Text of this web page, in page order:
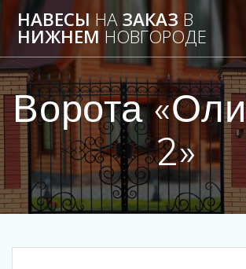
НАВЕСЫ НАЗАКАЗ В
НИЖНЕМ НОВГОРОДЕ
Ворота
2»